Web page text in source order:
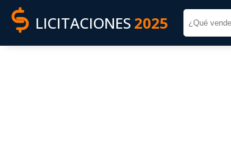
LICITACIONES 2025